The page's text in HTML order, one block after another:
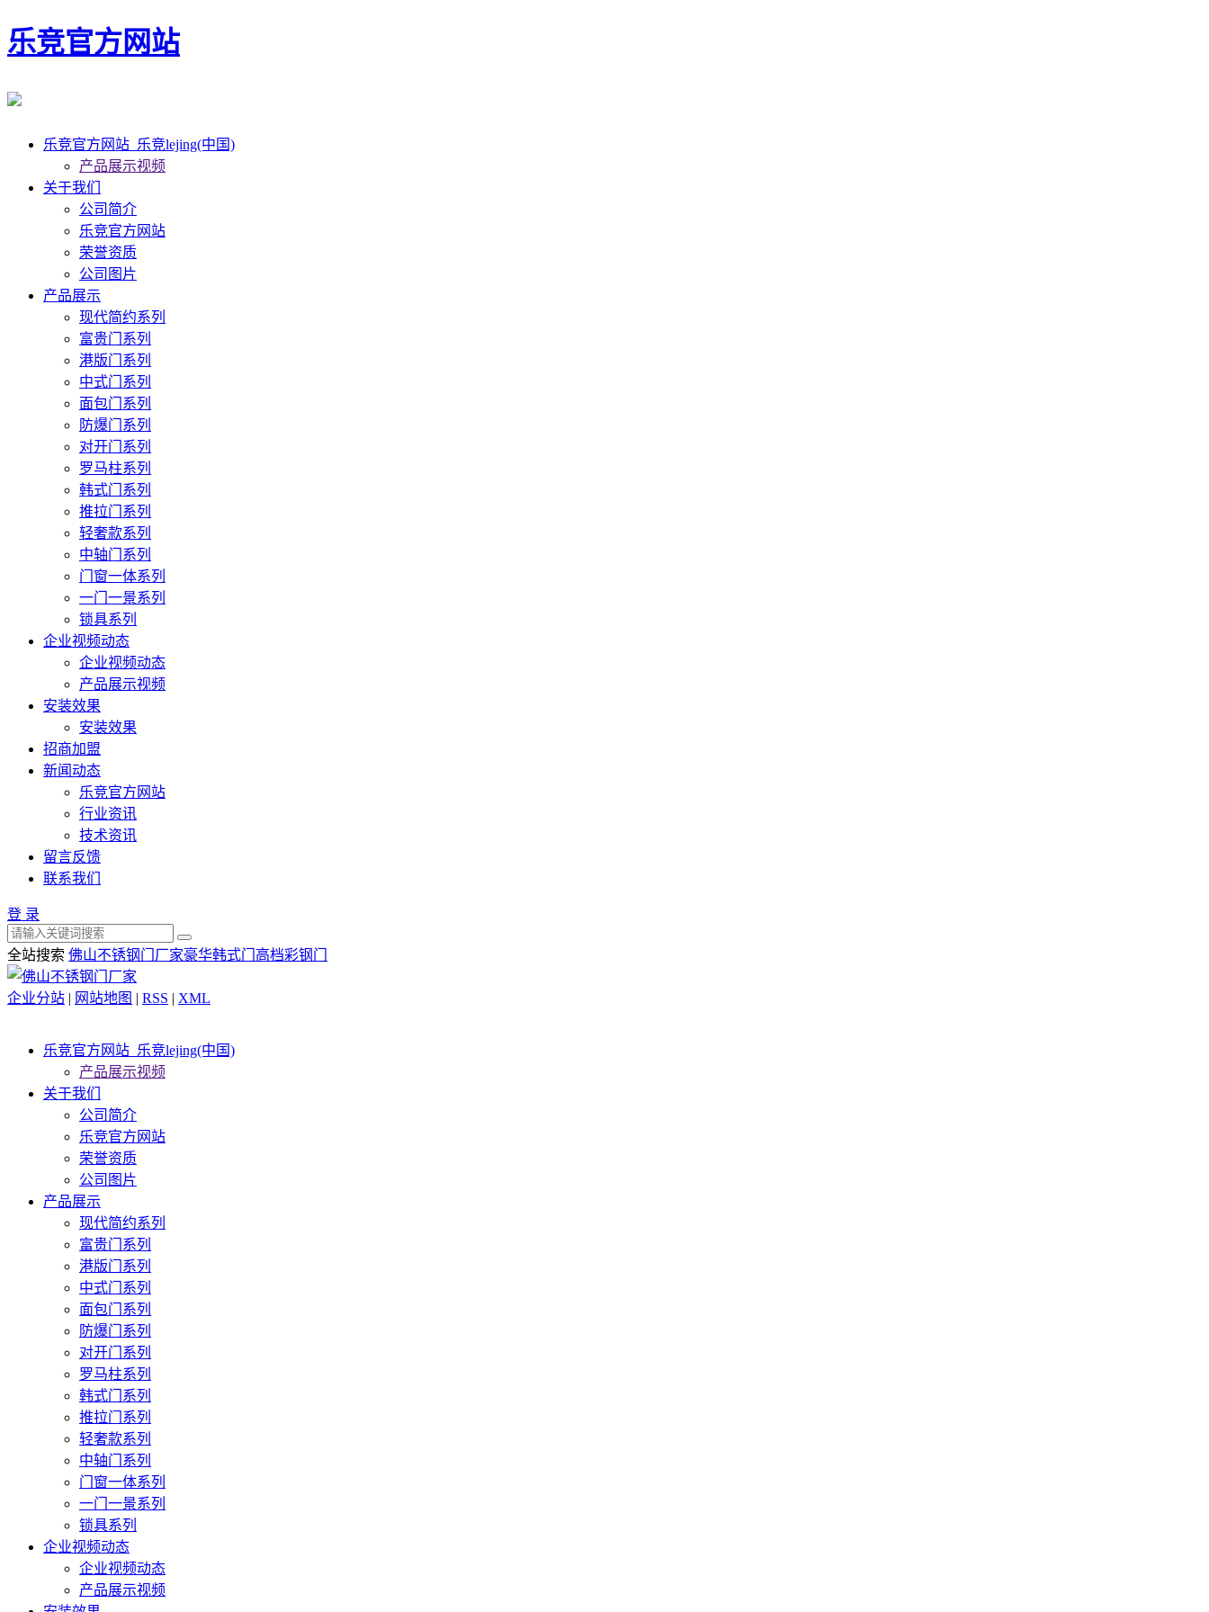
乐竞官方网站
乐竞官方网站_乐竞lejing(中国)
产品展示视频
关于我们
公司简介
乐竞官方网站
荣誉资质
公司图片
产品展示
现代简约系列
富贵门系列
港版门系列
中式门系列
面包门系列
防爆门系列
对开门系列
罗马柱系列
韩式门系列
推拉门系列
轻奢款系列
中轴门系列
门窗一体系列
一门一景系列
锁具系列
企业视频动态
企业视频动态
产品展示视频
安装效果
安装效果
招商加盟
新闻动态
乐竞官方网站
行业资讯
技术资讯
留言反馈
联系我们
登 录
全站搜索 佛山不锈钢门厂家豪华韩式门 高档彩钢门
企业分站 | 网站地图 | RSS | XML
乐竞官方网站_乐竞lejing(中国)
产品展示视频
关于我们
公司简介
乐竞官方网站
荣誉资质
公司图片
产品展示
现代简约系列
富贵门系列
港版门系列
中式门系列
面包门系列
防爆门系列
对开门系列
罗马柱系列
韩式门系列
推拉门系列
轻奢款系列
中轴门系列
门窗一体系列
一门一景系列
锁具系列
企业视频动态
企业视频动态
产品展示视频